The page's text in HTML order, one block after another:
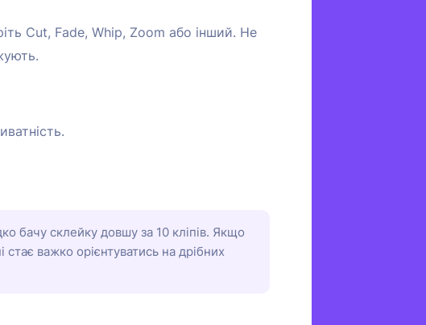
Cut, Fade, Whip, Zoom або інший. Не
бачу склейку довшу за 10 кліпів. Якщо
важко орієнтуватись на дрібних